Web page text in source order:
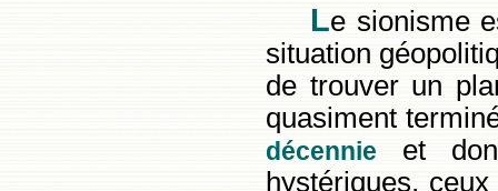
Le sionisme
situation
de trouver un
quasiment
décennie et
hystériques,